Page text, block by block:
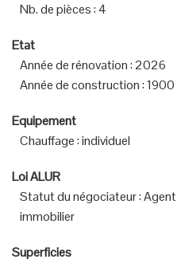
Nb. de pièces: 4
Etat
Année de rénovation:2026
Année de construction:1900
Equipement
Chauffage:individuel
Loi ALUR
Statut du négociateur:Agent
immobilier
Superficies